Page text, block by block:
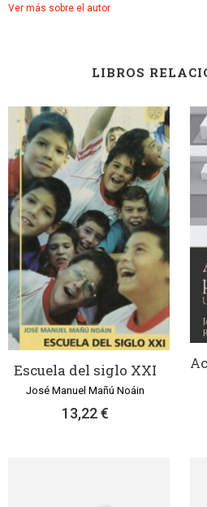
Ver más sobre el autor
LIBROS
Escuela del siglo XXI
José Manuel Mañú Noáin
13,22 €